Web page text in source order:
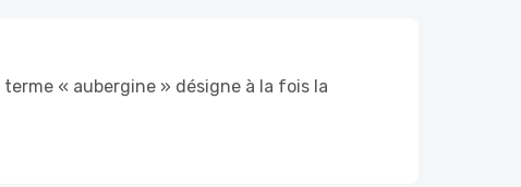
« aubergine » désigne à la fois la